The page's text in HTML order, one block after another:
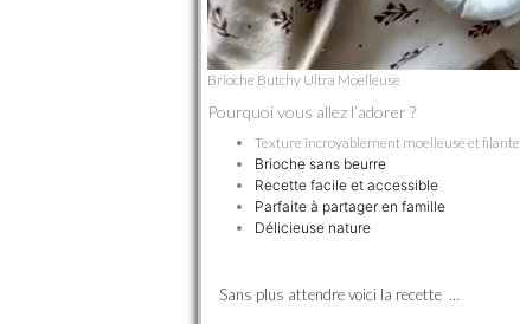
Brioche Butchy Ultra Moelleuse
Pourquoi vous allez l’adorer ?
Texture incroyablement moelleuse et filante
Brioche sans beurre
Recette facile et accessible
Parfaite à partager en famille
Délicieuse nature
Sans plus attendre voici la recette …